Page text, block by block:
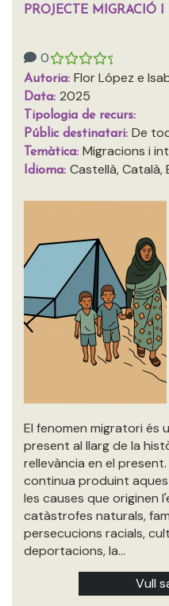
PROJECTE MIGRACIÓ I
0
Autoria: Flor López e
Data: 2025
Tipologia de recurs:
Públic destinatari: De
Temàtica: Migracions i
Idioma: Castellà, Català,
El fenomen migratori és
present al llarg de la
rellevància en el
continua produint
les causes que originen
catàstrofes naturals,
persecucions racials,
deportacions, la…
Vull